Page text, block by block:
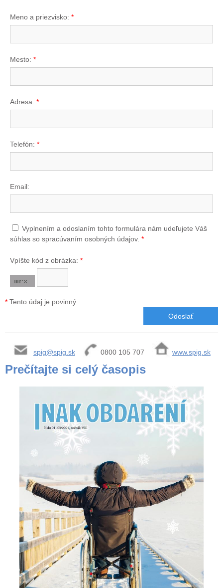
Meno a priezvisko: *
Mesto: *
Adresa: *
Telefón: *
Email:
Vyplnením a odoslaním tohto formulára nám udeľujete Váš
súhlas so spracúvaním osobných údajov. *
Vpíšte kód z obrázka: *
* Tento údaj je povinný
spig@spig.sk 0800 105 707 www.spig.sk
Prečítajte si celý časopis